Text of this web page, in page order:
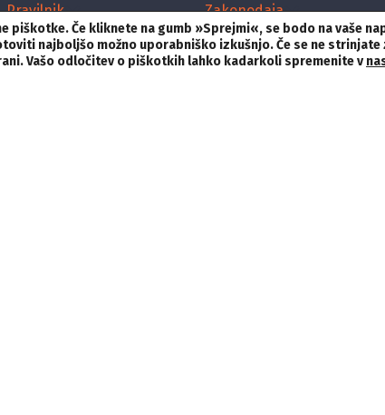
Pravilnik
Žirija
Prijava
Zakonodaja
Mediji
piškotke. Če kliknete na gumb »Sprejmi«,se bodo na vaše
najboljšo možno uporabniško izkušnjo. Če se ne strinjate
Vašo odločitev o piškotkih lahko kadarkoli spremenite v